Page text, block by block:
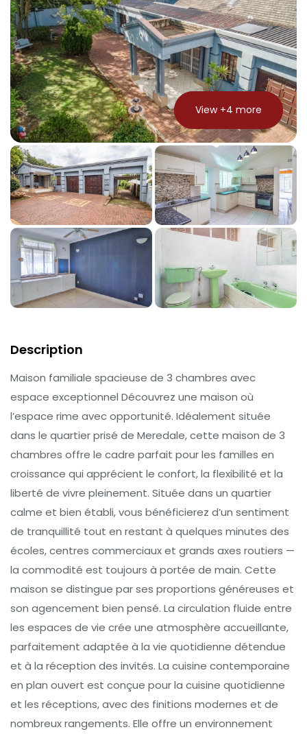
View +4 more
Description
Maison familiale spacieuse de 3 chambres avec
espace exceptionnel Découvrez une maison où
l’espace rime avec opportunité. Idéalement située
dans le quartier prisé de Meredale, cette maison de 3
chambres offre le cadre parfait pour les familles en
croissance qui apprécient le confort, la flexibilité et la
liberté de vivre pleinement. Située dans un quartier
calme et bien établi, vous bénéficierez d’un sentiment
de tranquillité tout en restant à quelques minutes des
écoles, centres commerciaux et grands axes routiers —
la commodité est toujours à portée de main. Cette
maison se distingue par ses proportions généreuses et
son agencement bien pensé. La circulation fluide entre
les espaces de vie crée une atmosphère accueillante,
parfaitement adaptée à la vie quotidienne détendue
et à la réception des invités. La cuisine contemporaine
en plan ouvert est conçue pour la cuisine quotidienne
et les réceptions, avec des finitions modernes et de
nombreux rangements. Elle offre un environnement